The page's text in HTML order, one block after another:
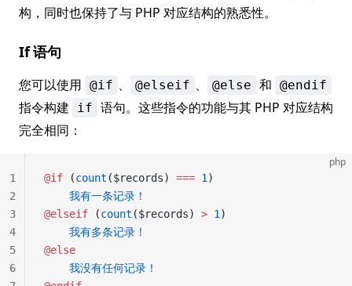
构，同时也保持了与 PHP 对应结构的熟悉性。
If 语句
您可以使用 @if 、 @elseif 、 @else 和 @endif
指令构建 if 语句。这些指令的功能与其 PHP 对应结构
完全相同：
php
@if (count ($records) === 1 )
    我有一条记录！
@elseif (count ($records) > 1 )
    我有多条记录！
@else
    我没有任何记录！
1
2
3
4
5
6